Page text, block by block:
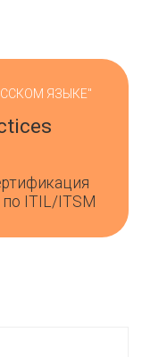
ЯЗЫКЕ"
ITIL/ITSM